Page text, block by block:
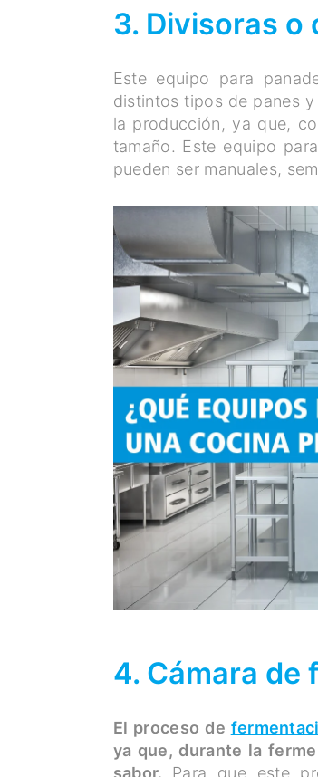
3. Divisoras o
Este equipo para
distintos tipos de panes
la producción, ya que,
tamaño. Este equipo
pueden ser manuales,
4. Cámara de
El proceso de
ya que, durante la
sabor. Para que este